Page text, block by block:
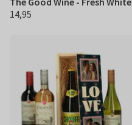
€ 14,95
14,95